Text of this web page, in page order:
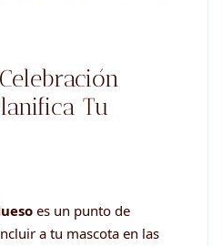
Tu
es un punto de
a tu mascota en las